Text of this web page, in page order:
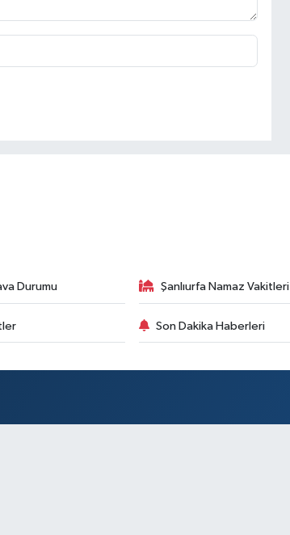
Durumu Şanlıurfa Namaz Vakitleri
Son Dakika Haberleri